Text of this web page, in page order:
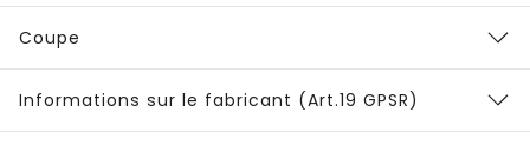
Coupe
Informations sur le fabricant (Art.19 GPSR)